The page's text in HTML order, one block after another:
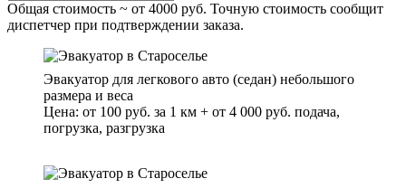
Общая стоимость ~ от 4000 руб. Точную стоимость сообщит
диспетчер при подтверждении заказа.
Эвакуатор для легкового авто (седан) небольшого
размера и веса
Цена: от 100 руб. за 1 км + от 4 000 руб. подача,
погрузка, разгрузка